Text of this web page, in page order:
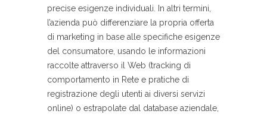
precise esigenze individuali. In altri termini,
l’azienda può differenziare la propria offerta
di marketing in base alle specifiche esigenze
del consumatore, usando le informazioni
raccolte attraverso il Web (tracking di
comportamento in Rete e pratiche di
registrazione degli utenti ai diversi servizi
online) o estrapolate dal database aziendale,